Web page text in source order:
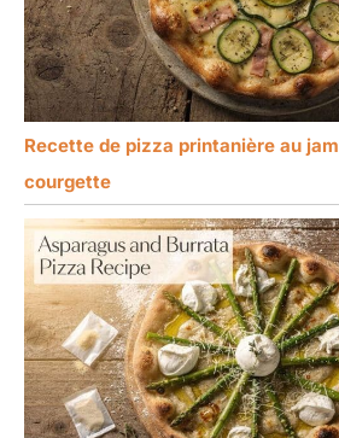
Recette de pizza printanière au
courgette